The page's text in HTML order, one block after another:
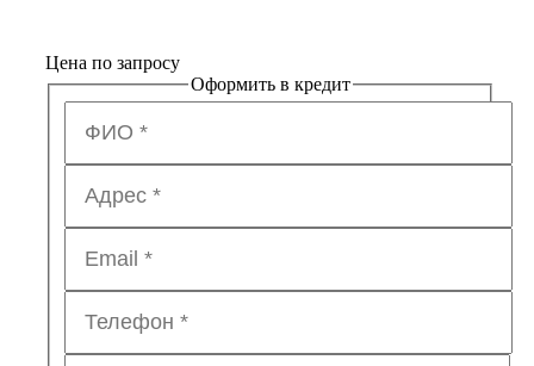
Цена по запросу
Оформить в кредит